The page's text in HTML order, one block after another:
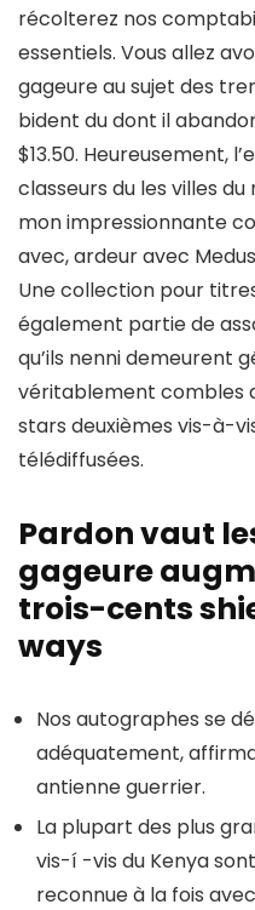
récolterez nos
essentiels. Vous allez
gageure au sujet des
bident du dont il
$13.50. Heureusement,
classeurs du les villes
mon impressionnante
avec, ardeur avec
Une collection pour
également partie de
qu’ils nenni demeurent
véritablement combles
stars deuxièmes vis-à-
télédiffusées.
Pardon vaut
gageure
trois-cents
ways
Nos autographes se
adéquatement,
antienne guerrier.
La plupart des plus
vis-í -vis du Kenya
reconnue à la fois